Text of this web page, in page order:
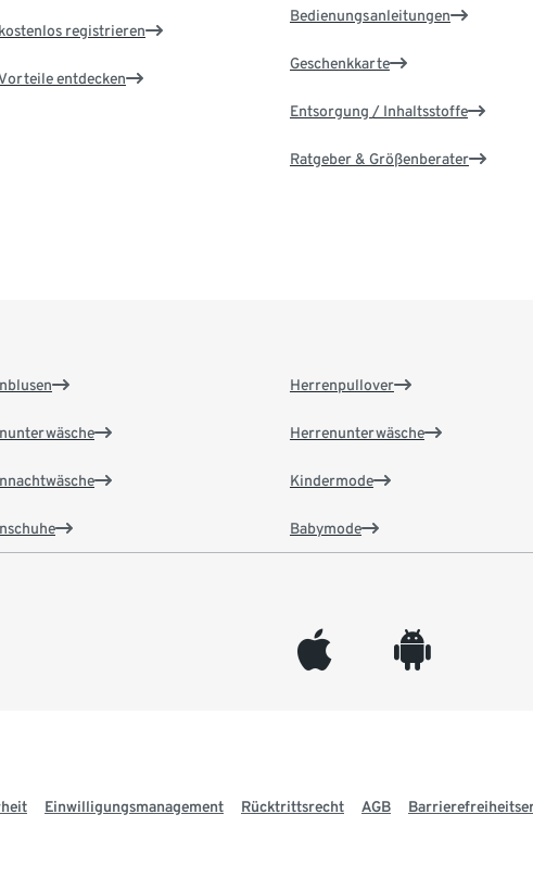
registrieren
entdecken
Bedienungsanleitungen
Geschenkkarte
Entsorgung / Inhaltsstoffe
Ratgeber & Größenberater
Herrenpullover
Herrenunterwäsche
Kindermode
Babymode
appleinc android
Einwilligungsmanagement Rücktrittsrecht AGB